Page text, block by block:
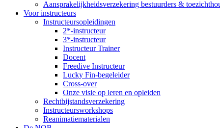
Aansprakelijkheidsverzekering bestuurders &
Voor instructeurs
Instructeursopleidingen
2*-instructeur
3*-instructeur
Instructeur Trainer
Docent
Freedive Instructeur
Lucky Fin-begeleider
Cross-over
Onze visie op leren en opleiden
Rechtbijstandsverzekering
Instructeursworkshops
Reanimatiematerialen